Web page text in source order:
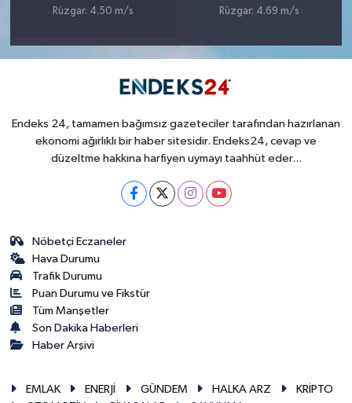
Rüzgar: 4.50 m/s
Rüzgar: 4.69 m/s
Endeks 24, tamamen bağımsız gazeteciler tarafından hazırlanan
ekonomi ağırlıklı bir haber sitesidir. Endeks24, cevap ve
düzeltme hakkına harfiyen uymayı taahhüt eder...
Nöbetçi Eczaneler
Hava Durumu
Trafik Durumu
Puan Durumu ve Fikstür
Tüm Manşetler
Son Dakika Haberleri
Haber Arşivi
EMLAK ENERJİ GÜNDEM HALKA ARZ
KRİPTO